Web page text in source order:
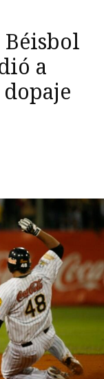
Béisbol
a